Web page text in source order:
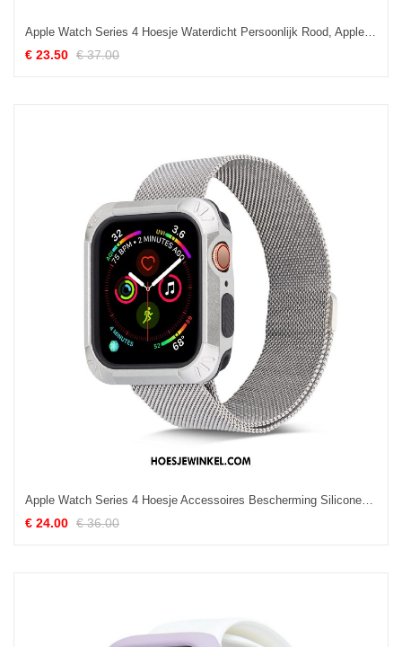
Apple Watch Series 4 Hoesje Waterdicht Persoonlijk Rood, Apple Watch Series 4 Hoesje All Inclusive Trend
€ 23.50 € 37.00
€ 24.00 € 36.00